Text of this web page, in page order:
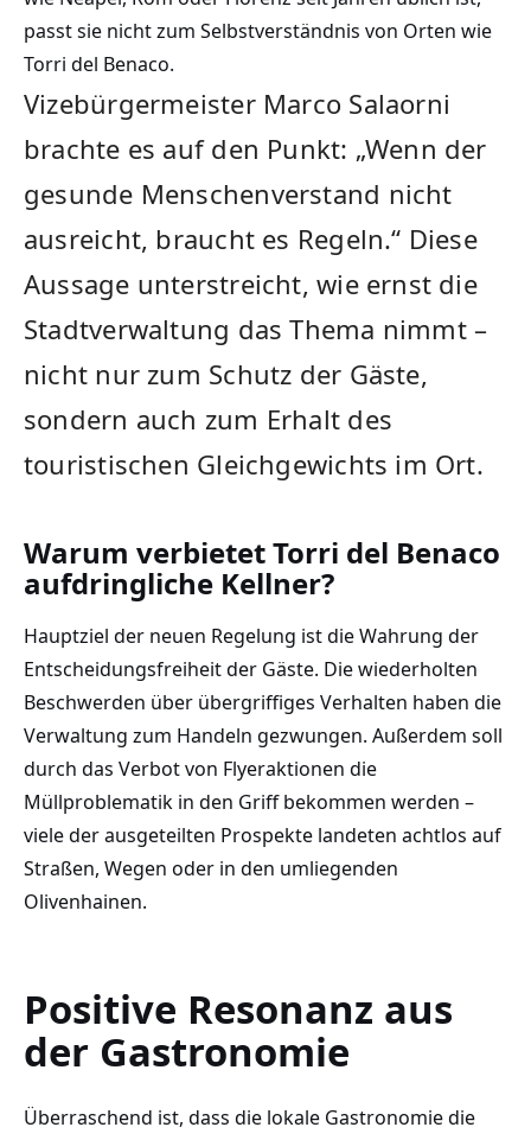
passt sie nicht zum Selbstverständnis von Orten wie
Torri del Benaco.
Vizebürgermeister Marco Salaorni
brachte es auf den Punkt: „Wenn der
gesunde Menschenverstand nicht
ausreicht, braucht es Regeln.“ Diese
Aussage unterstreicht, wie ernst die
Stadtverwaltung das Thema nimmt –
nicht nur zum Schutz der Gäste,
sondern auch zum Erhalt des
touristischen Gleichgewichts im Ort.
Warum verbietet Torri del Benaco
aufdringliche Kellner?
Hauptziel der neuen Regelung ist die Wahrung der
Entscheidungsfreiheit der Gäste. Die wiederholten
Beschwerden über übergriffiges Verhalten haben die
Verwaltung zum Handeln gezwungen. Außerdem soll
durch das Verbot von Flyeraktionen die
Müllproblematik in den Griff bekommen werden –
viele der ausgeteilten Prospekte landeten achtlos auf
Straßen, Wegen oder in den umliegenden
Olivenhainen.
Positive Resonanz aus
der Gastronomie
Überraschend ist, dass die lokale Gastronomie die